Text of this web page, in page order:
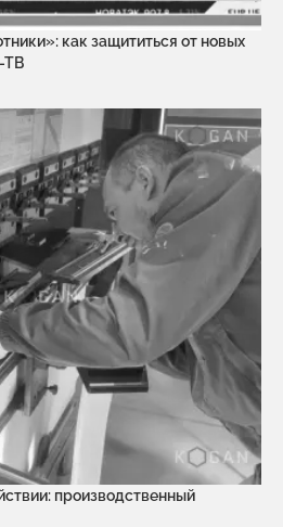
как защититься от новых
ТВ
производственный